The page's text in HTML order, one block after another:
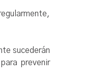
sucederán
prevenir